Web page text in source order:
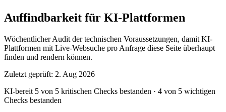
Auffindbarkeit für KI-Plattformen
Wöchentlicher Audit der technischen Voraussetzungen, damit KI-
Plattformen mit Live-Websuche pro Anfrage diese Seite überhaupt
finden und rendern können.
Zuletzt geprüft: 2. Aug 2026
KI-bereit 5 von 5 kritischen Checks bestanden · 4 von 5 wichtigen
Checks bestanden